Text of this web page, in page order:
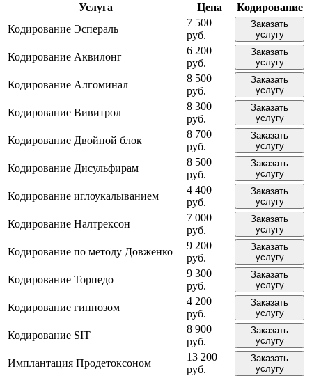
Услуга
Цена
Кодирование
Кодирование Эспераль
7 500
руб.
Заказать
услугу
Кодирование Аквилонг
6 200
руб.
Заказать
услугу
Кодирование Алгоминал
8 500
руб.
Заказать
услугу
Кодирование Вивитрол
8 300
руб.
Заказать
услугу
Кодирование Двойной блок
8 700
руб.
Заказать
услугу
Кодирование Дисульфирам
8 500
руб.
Заказать
услугу
Кодирование иглоукалыванием
4 400
руб.
Заказать
услугу
Кодирование Налтрексон
7 000
руб.
Заказать
услугу
Кодирование по методу Довженко
9 200
руб.
Заказать
услугу
Кодирование Торпедо
9 300
руб.
Заказать
услугу
Кодирование гипнозом
4 200
руб.
Заказать
услугу
Кодирование SIT
8 900
руб.
Заказать
услугу
Имплантация Продетоксоном
13 200
руб.
Заказать
услугу